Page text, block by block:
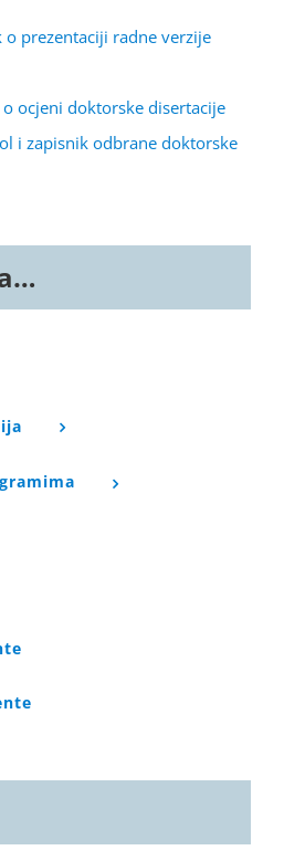
o prezentaciji radne verzije
o ocjeni doktorske disertacije
i zapisnik odbrane doktorske